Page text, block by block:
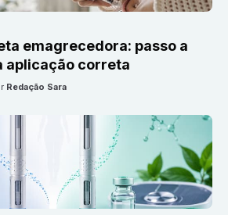
emagrecedora: passo a
aplicação correta
Redação Sara